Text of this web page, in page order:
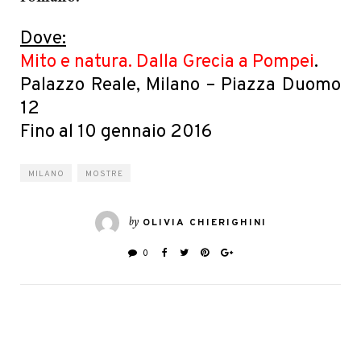
Dove:
Mito e natura. Dalla Grecia a Pompei.
Palazzo Reale, Milano – Piazza Duomo
12
Fino al 10 gennaio 2016
MILANO MOSTRE
by OLIVIA CHIERIGHINI
0